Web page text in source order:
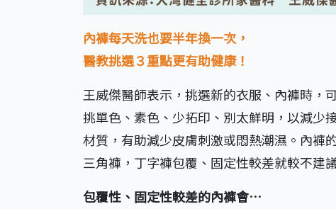
內褲每天洗也要半年換一次，
醫教挑選３重點更有助健康！
王威傑醫師表示，挑選新的衣服、內褲時，
挑單色、素色、少拓印、別太鮮明，以減少
材質，有助減少皮膚刺激或悶熱潮濕。內褲
三角褲，丁字褲包覆、固定性較差就較不建
包覆性、固定性較差的內褲會…